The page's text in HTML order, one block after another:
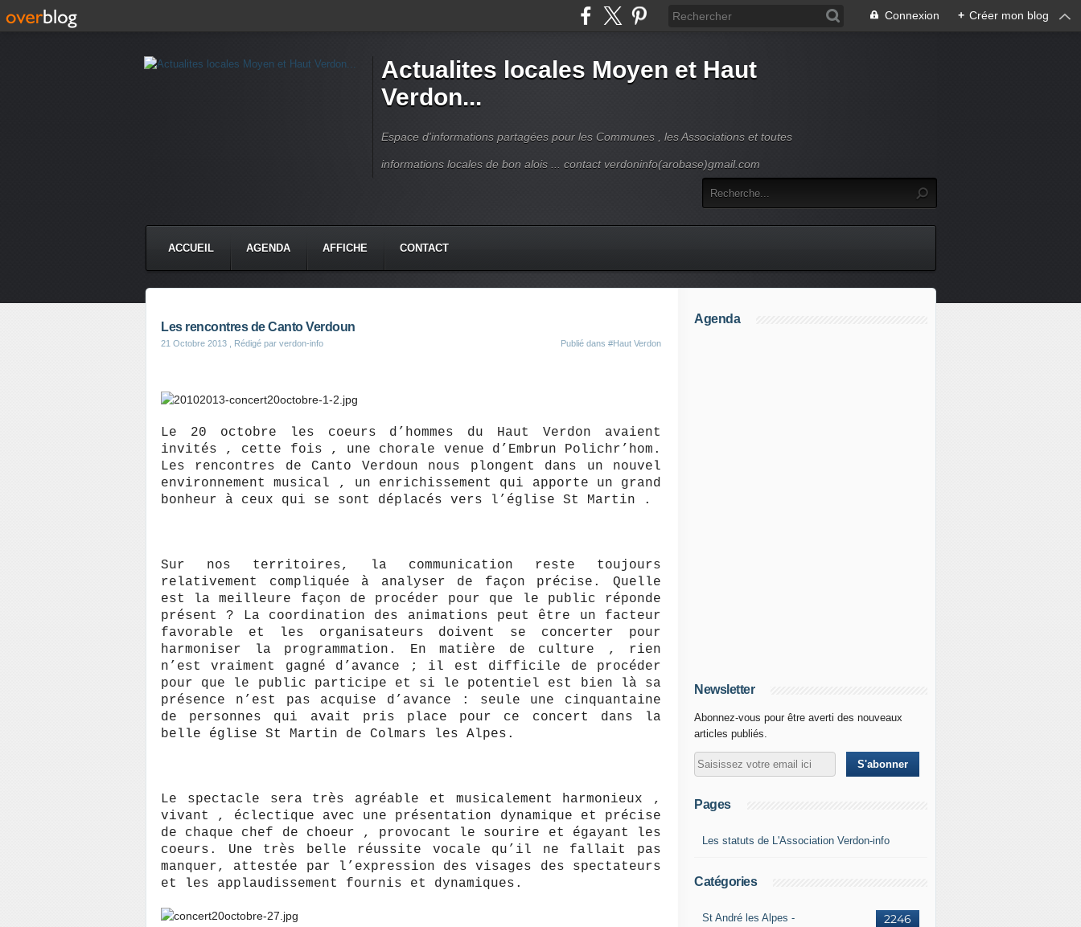
Connexion + Créer mon blog
Actualites locales Moyen et Haut
Verdon...
Espace d'informations partagées pour les Communes , les Associations et toutes
informations locales de bon alois ... contact verdoninfo(arobase)gmail.com
ACCUEIL AGENDA AFFICHE CONTACT
Les rencontres de Canto Verdoun
21 Octobre 2013 , Rédigé par verdon-info Publié dans #Haut Verdon
Le 20 octobre les coeurs d’hommes du Haut Verdon avaient
invités , cette fois , une chorale venue d’Embrun Polichr’hom.
Les rencontres de Canto Verdoun nous plongent dans un nouvel
environnement musical , un enrichissement qui apporte un grand
bonheur à ceux qui se sont déplacés vers l’église St Martin .
Sur nos territoires, la communication reste toujours
relativement compliquée à analyser de façon précise. Quelle
est la meilleure façon de procéder pour que le public réponde
présent ? La coordination des animations peut être un facteur
favorable et les organisateurs doivent se concerter pour
harmoniser la programmation. En matière de culture , rien
n’est vraiment gagné d’avance ; il est difficile de procéder
pour que le public participe et si le potentiel est bien là sa
présence n’est pas acquise d’avance : seule une cinquantaine
de personnes qui avait pris place pour ce concert dans la
belle église St Martin de Colmars les Alpes.
Le spectacle sera très agréable et musicalement harmonieux ,
vivant , éclectique avec une présentation dynamique et précise
de chaque chef de choeur , provocant le sourire et égayant les
coeurs. Une très belle réussite vocale qu’il ne fallait pas
manquer, attestée par l’expression des visages des spectateurs
et les applaudissement fournis et dynamiques.
Agenda
Newsletter
Abonnez-vous pour être averti des nouveaux
articles publiés.
Pages
Les statuts de L'Association Verdon-info
Catégories
2246
St André les Alpes -